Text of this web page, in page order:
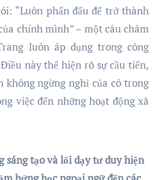
“Luôn phấn đấu để trở thành
chính mình” – một câu châm
luôn áp dụng trong công
này thể hiện rõ sự cầu tiến,
không ngừng nghỉ của cô trong
việc đến những hoạt động xã
sáng tạo và lối dạy tư duy hiện